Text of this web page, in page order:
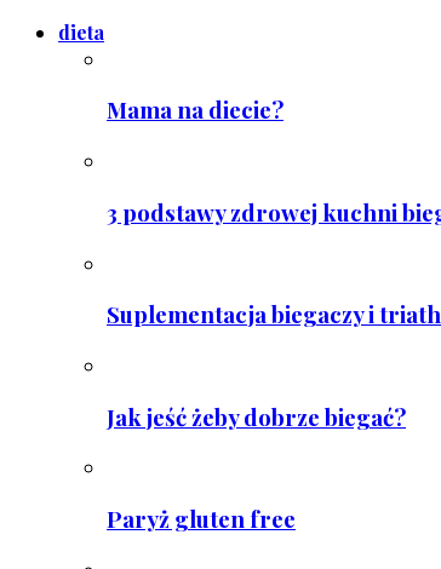
dieta
Mama na diecie?
3 podstawy zdrowej kuchni
Suplementacja biegaczy i
Jak jeść żeby dobrze biegać?
Paryż gluten free